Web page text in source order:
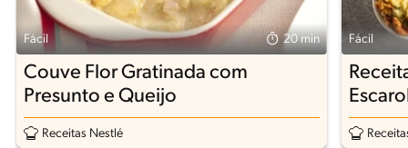
Fácil 20 min
Couve Flor Gratinada com
Presunto e Queijo
Receitas Nestlé
Fácil